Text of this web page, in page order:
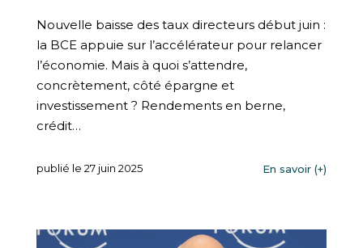
Nouvelle baisse des taux directeurs début juin :
la BCE appuie sur l’accélérateur pour relancer
l’économie. Mais à quoi s’attendre,
concrètement, côté épargne et
investissement ? Rendements en berne,
crédit…
publié le 27 juin 2025 En savoir (+)